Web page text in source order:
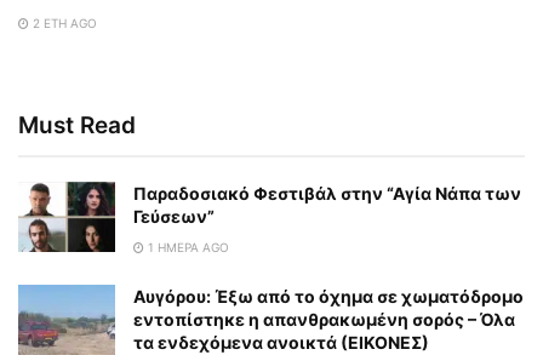
2 ΈΤΗ AGO
Must Read
Παραδοσιακό Φεστιβάλ στην “Αγία Νάπα των
Γεύσεων”
1 ΗΜΈΡΑ AGO
Αυγόρου: Έξω από το όχημα σε χωματόδρομο
εντοπίστηκε η απανθρακωμένη σορός – Όλα
τα ενδεχόμενα ανοικτά (ΕΙΚΟΝΕΣ)